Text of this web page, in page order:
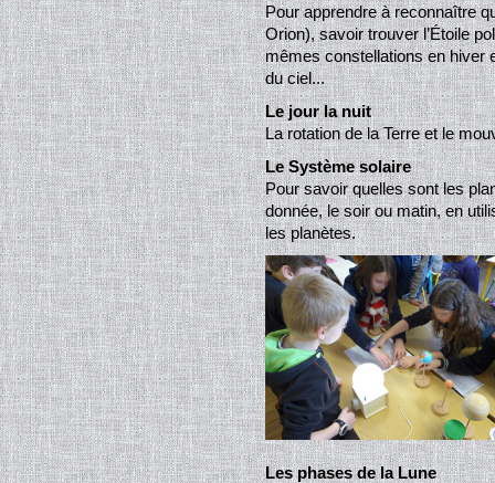
Pour apprendre à reconnaître
Orion), savoir trouver l’Étoile
mêmes constellations en hiver
du ciel...
Le jour la nuit
La rotation de la Terre et le
Le Système solaire
Pour savoir quelles sont les
donnée, le soir ou matin, en
les planètes.
Les phases de la Lune